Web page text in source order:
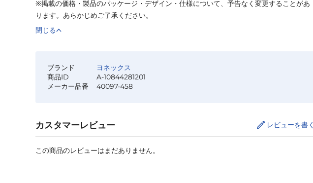
※掲載の価格・製品のパッケージ・デザイン・仕様について、予告なく変更することがあ
ります。あらかじめご了承ください。
閉じる
ブランド
ヨネックス
商品ID
A-10844281201
メーカー品番
40097-458
カスタマーレビュー レビューを書く
この商品のレビューはまだありません。